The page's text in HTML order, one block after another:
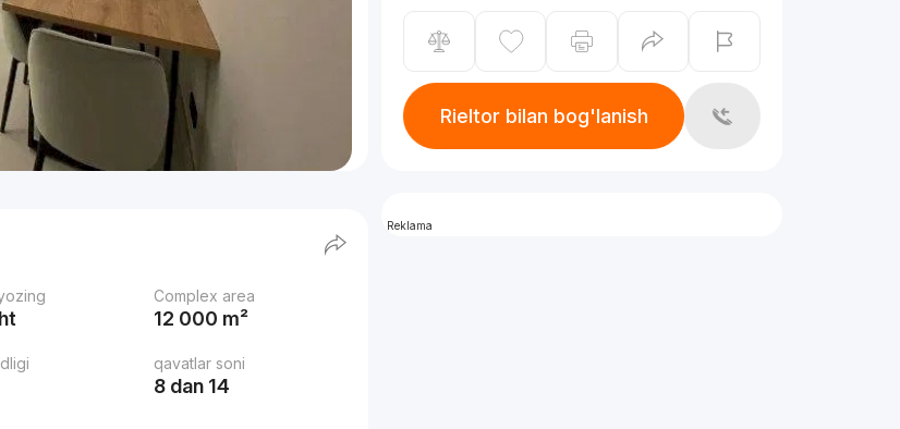
Complex area
12 000 m²
qavatlar soni
8 dan 14
Rieltor bilan bog'lanish
Reklama